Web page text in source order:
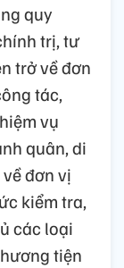
quy
trị, tư
trở về đơn
tác,
vụ
quân, di
đơn vị
kiểm tra,
các loại
tiện